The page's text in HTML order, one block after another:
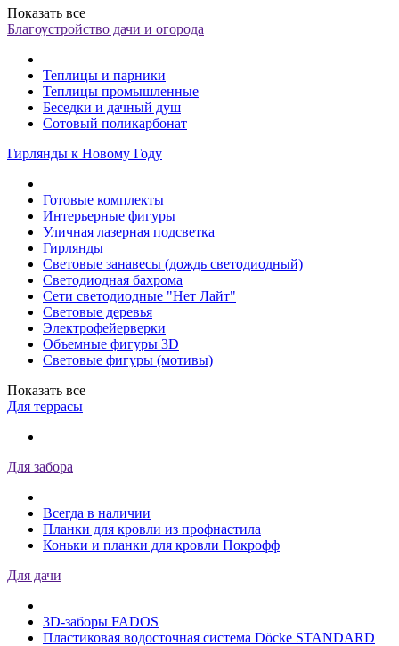
Показать все
Благоустройство дачи и огорода
Теплицы и парники
Теплицы промышленные
Беседки и дачный душ
Сотовый поликарбонат
Гирлянды к Новому Году
Готовые комплекты
Интерьерные фигуры
Уличная лазерная подсветка
Гирлянды
Световые занавесы (дождь светодиодный)
Светодиодная бахрома
Сети светодиодные "Нет Лайт"
Световые деревья
Электрофейерверки
Объемные фигуры 3D
Световые фигуры (мотивы)
Показать все
Для террасы
Для забора
Всегда в наличии
Планки для кровли из профнастила
Коньки и планки для кровли Покрофф
Для дачи
3D-заборы FADOS
Пластиковая водосточная система Döcke STANDARD